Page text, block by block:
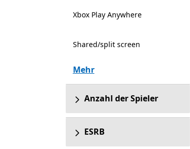
Xbox Play Anywhere
Shared/split screen
Mehr
Anzahl der Spieler
ESRB